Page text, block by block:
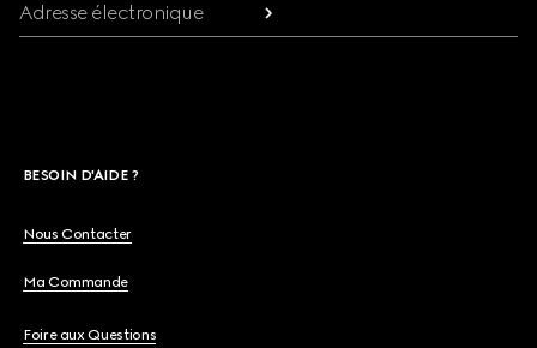
Adresse électronique
BESOIN D'AIDE ?
Nous Contacter
Ma Commande
Foire aux Questions